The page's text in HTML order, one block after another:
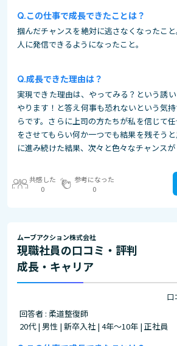
この仕事で成長できたことは？
掴んだチャンスを絶対に逃さなくなったこ
人に発信できるようになったこと。
成長できた理由は？
実現できた理由は、やってみる？という誘
やります！と答え何事も恐れないという気
らです。さらに上司の方たちが私を信じて
をさせてもらい何か一つでも結果を残そう
に進み続けた結果、次々と色々なチャンスが
共感した
0
参考になった
0
ムーブアクション株式会社
現職社員の口コミ・評判
成長・キャリア
口
回答者 : 柔道整復師
20代 | 男性 | 新卒入社 | 4年～10年 | 正社員